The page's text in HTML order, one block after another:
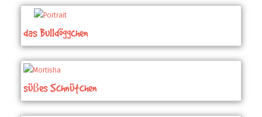
das Bulldöggchen
süßes Schnütchen